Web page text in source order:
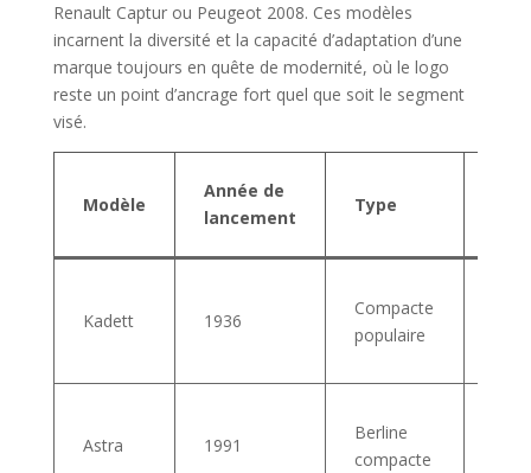
Renault Captur ou Peugeot 2008. Ces modèles
incarnent la diversité et la capacité d’adaptation d’une
marque toujours en quête de modernité, où le logo
reste un point d’ancrage fort quel que soit le segment
visé.
Modèle
Année de
lancement
Type
Kadett 1936
Compacte
populaire
Astra 1991
Berline
compacte